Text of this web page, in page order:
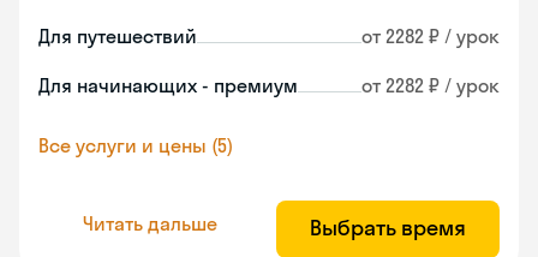
Для путешествий от 2282 ₽ / урок
Для начинающих - премиум от 2282 ₽ / урок
Все услуги и цены (5)
Читать дальше Выбрать время